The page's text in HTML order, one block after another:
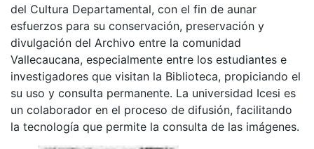
del Cultura Departamental, con el fin de aunar
esfuerzos para su conservación, preservación y
divulgación del Archivo entre la comunidad
Vallecaucana, especialmente entre los estudiantes e
investigadores que visitan la Biblioteca, propiciando el
su uso y consulta permanente. La universidad Icesi es
un colaborador en el proceso de difusión, facilitando
la tecnología que permite la consulta de las imágenes.